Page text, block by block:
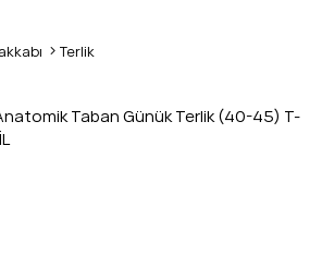
Terlik
Taban Günük Terlik (40-45) T-